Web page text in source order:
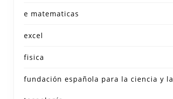
e matematicas
excel
fisica
fundación española para la ciencia y la